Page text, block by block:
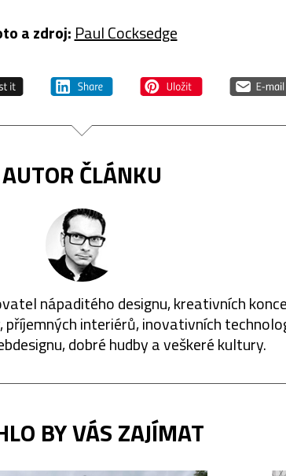
a zdroj: Paul Cocksedge
AUTOR ČLÁNKU
nápaditého designu, kreativních
interiérů, inovativních
dobré hudby a veškeré kultury.
BY VÁS ZAJÍMAT